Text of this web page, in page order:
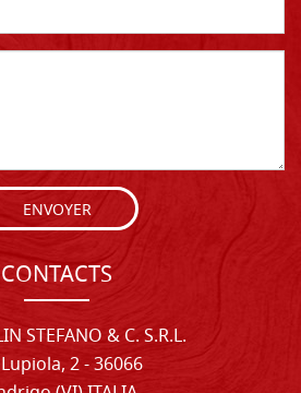
ENVOYER
CONTACTS
STEFANO & C. S.R.L.
2 - 36066